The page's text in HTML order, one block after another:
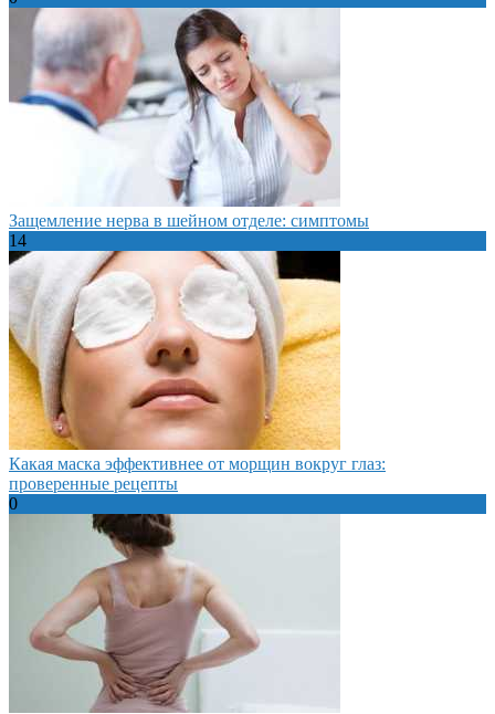
Защемление нерва в шейном отделе: симптомы
14
Какая маска эффективнее от морщин вокруг глаз:
проверенные рецепты
0